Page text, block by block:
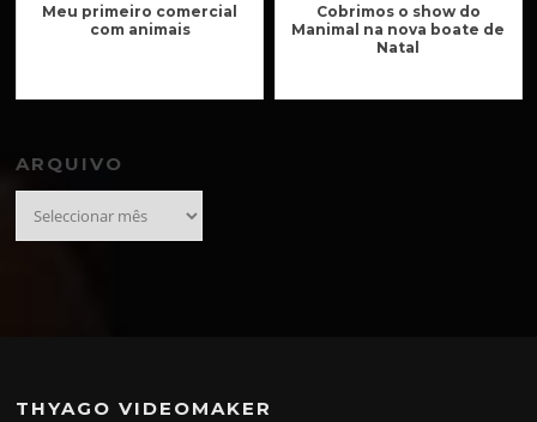
Meu primeiro comercial
com animais
Cobrimos o show do
Manimal na nova boate de
Natal
ARQUIVO
THYAGO VIDEOMAKER